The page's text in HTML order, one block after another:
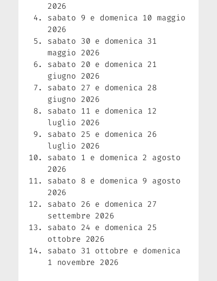
2026
sabato 9 e domenica 10 maggio
2026
sabato 30 e domenica 31
maggio 2026
sabato 20 e domenica 21
giugno 2026
sabato 27 e domenica 28
giugno 2026
sabato 11 e domenica 12
luglio 2026
sabato 25 e domenica 26
luglio 2026
sabato 1 e domenica 2 agosto
2026
sabato 8 e domenica 9 agosto
2026
sabato 26 e domenica 27
settembre 2026
sabato 24 e domenica 25
ottobre 2026
sabato 31 ottobre e domenica
1 novembre 2026